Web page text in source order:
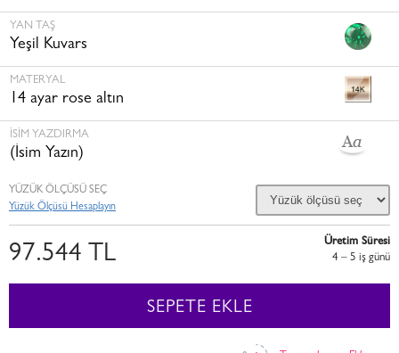
YAN TAŞ
Yeşil Kuvars
MATERYAL
14 ayar rose altın
İSİM YAZDIRMA
(İsim Yazın)
YÜZÜK ÖLÇÜSÜ SEÇ
Yüzük Ölçüsü Hesaplayın
97.544 TL
Üretim Süresi
4 – 5 i̇ş günü
SEPETE EKLE